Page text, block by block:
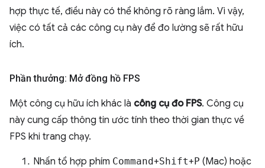
hợp thực tế, điều này có thể không rõ ràng lắm. Vì vậy,
việc có tất cả các công cụ này để đo lường sẽ rất hữu
ích.
Phần thưởng: Mở đồng hồ FPS
Một công cụ hữu ích khác là công cụ đo FPS. Công cụ
này cung cấp thông tin ước tính theo thời gian thực về
FPS khi trang chạy.
Nhấn tổ hợp phím Command+Shift+P (Mac) hoặc